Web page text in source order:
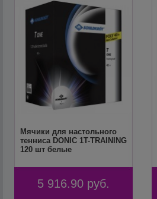
Мячики для настольного
тенниса DONIC 1T-TRAINING
120 шт белые
5 916.90 руб.